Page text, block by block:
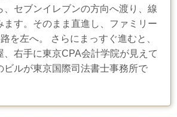
、セブンイレブンの方向へ渡り、線
ます。そのまま直進し、ファミリー
を左へ。 さらにまっすぐ進むと、
、右手に東京CPA会計学院が見えて
ビルが東京国際司法書士事務所で